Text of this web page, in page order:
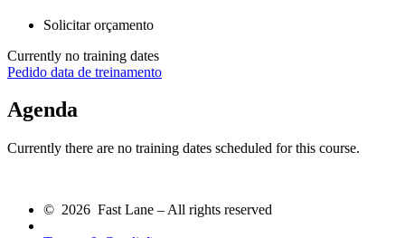
Solicitar orçamento
Currently no training dates
Pedido data de treinamento
Agenda
Currently there are no training dates scheduled for this course.
© 2026 Fast Lane – All rights reserved